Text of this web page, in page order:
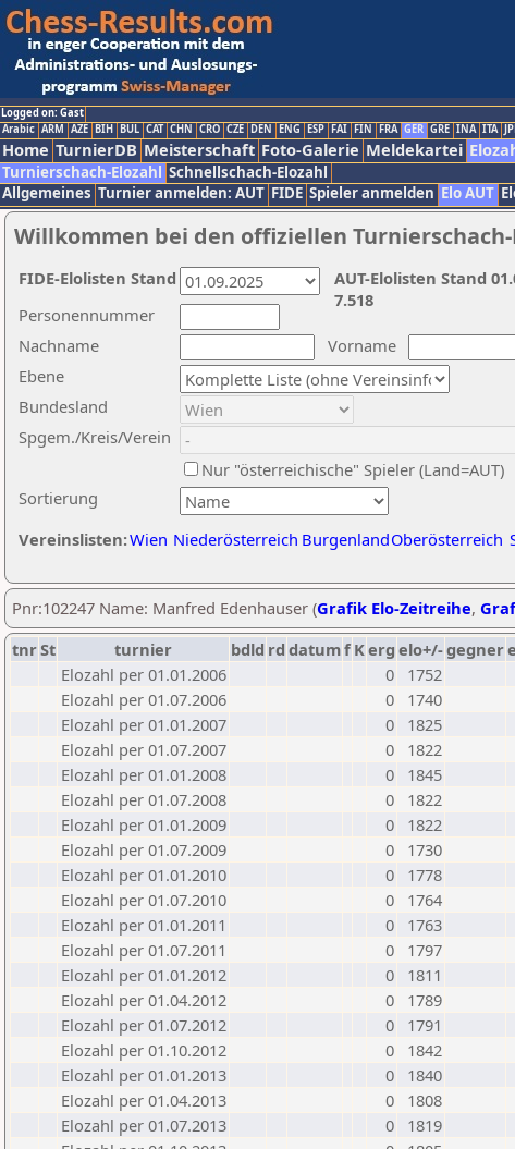
Logged on: Gast
Arabic ARM AZE BIH BUL CAT CHN CRO CZE DEN ENG ESP FAI FIN FRA GER GRE INA ITA
Home TurnierDB Meisterschaft Foto-Galerie Meldekartei
Turnierschach-Elozahl Schnellschach-Elozahl
Allgemeines Turnier anmelden: AUT FIDE Spieler anmelden Elo AUT
Willkommen bei den offiziellen Turnierschach-
Nachname
Vorname
Ebene
Sortierung
Personennummer
Bundesland
Spgem./Kreis/Verein
Nur "österreichische" Spieler (Land=AUT)
Vereinslisten:Wien Niederösterreich BurgenlandOberösterreich
AUT-Elolisten Stand
7.518
FIDE-Elolisten Stand
Pnr:102247 Name: Manfred Edenhauser (Grafik Elo-Zeitreihe,
tnrSt turnier bdld rd datumf Kerg elo+/-gegner
Elozahl per 01.01.2006
0
1752
Elozahl per 01.07.2006
0
1740
Elozahl per 01.01.2007
0
1825
Elozahl per 01.07.2007
0
1822
Elozahl per 01.01.2008
0
1845
Elozahl per 01.07.2008
0
1822
Elozahl per 01.01.2009
0
1822
Elozahl per 01.07.2009
0
1730
Elozahl per 01.01.2010
0
1778
Elozahl per 01.07.2010
0
1764
Elozahl per 01.01.2011
0
1763
Elozahl per 01.07.2011
0
1797
Elozahl per 01.01.2012
0
1811
Elozahl per 01.04.2012
0
1789
Elozahl per 01.07.2012
0
1791
Elozahl per 01.10.2012
0
1842
Elozahl per 01.01.2013
0
1840
Elozahl per 01.04.2013
0
1808
Elozahl per 01.07.2013
0
1819